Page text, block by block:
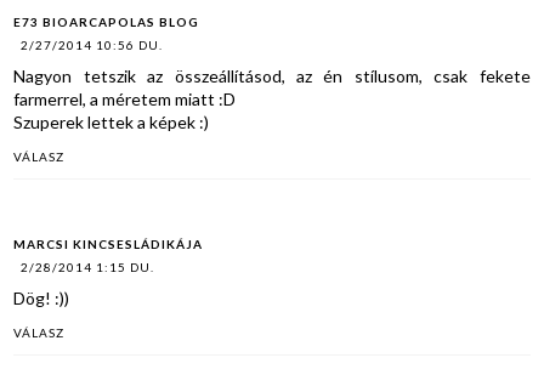
E73 BIOARCAPOLAS BLOG
2/27/2014 10:56 DU.
Nagyon tetszik az összeállításod, az én stílusom, csak fekete
farmerrel, a méretem miatt :D
Szuperek lettek a képek :)
VÁLASZ
MARCSI KINCSESLÁDIKÁJA
2/28/2014 1:15 DU.
Dög! :))
VÁLASZ